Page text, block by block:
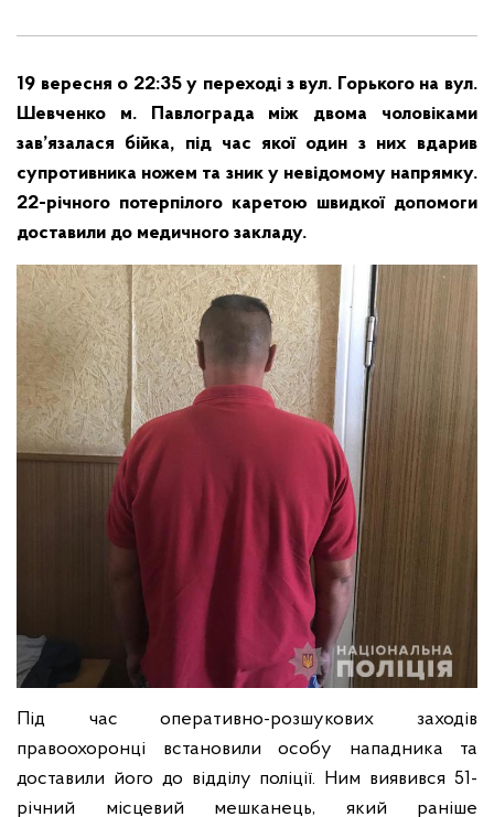
19 вересня о 22:35 у переході з вул. Горького на вул.
Шевченко м. Павлограда між двома чоловіками
зав’язалася бійка, під час якої один з них вдарив
супротивника ножем та зник у невідомому напрямку.
22-річного потерпілого каретою швидкої допомоги
доставили до медичного закладу.
Під час оперативно-розшукових заходів
правоохоронці встановили особу нападника та
доставили його до відділу поліції. Ним виявився 51-
річний місцевий мешканець, який раніше